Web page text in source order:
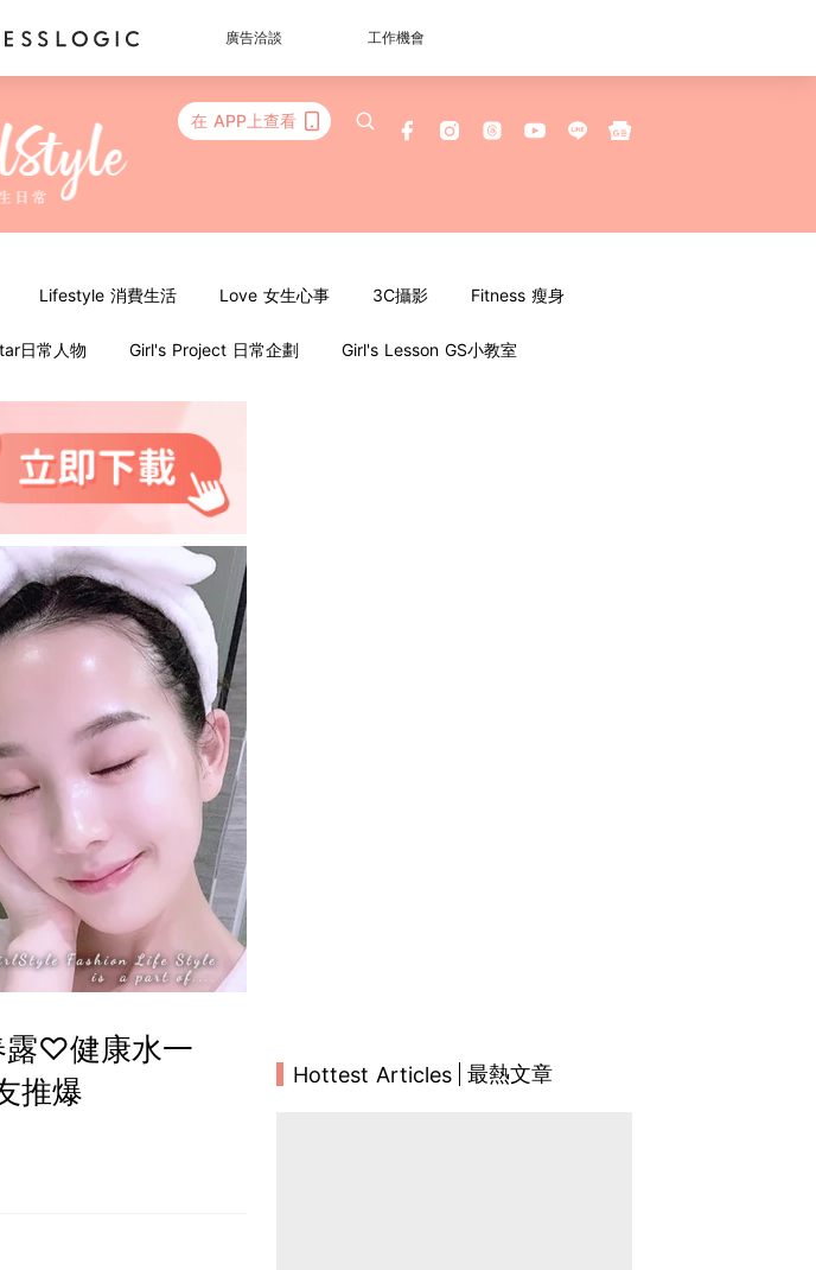
廣告洽談 工作機會
在 APP上查看
Lifestyle 消費生活 Love 女生心事 3C攝影 Fitness 瘦身
日常人物 Girl's Project 日常企劃 Girl's Lesson GS小教室
露♡健康水一
推爆
Hottest Articles 最熱文章